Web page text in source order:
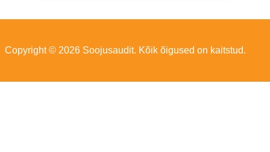
Copyright © 2026 Soojusaudit. Kõik õigused on kaitstud.